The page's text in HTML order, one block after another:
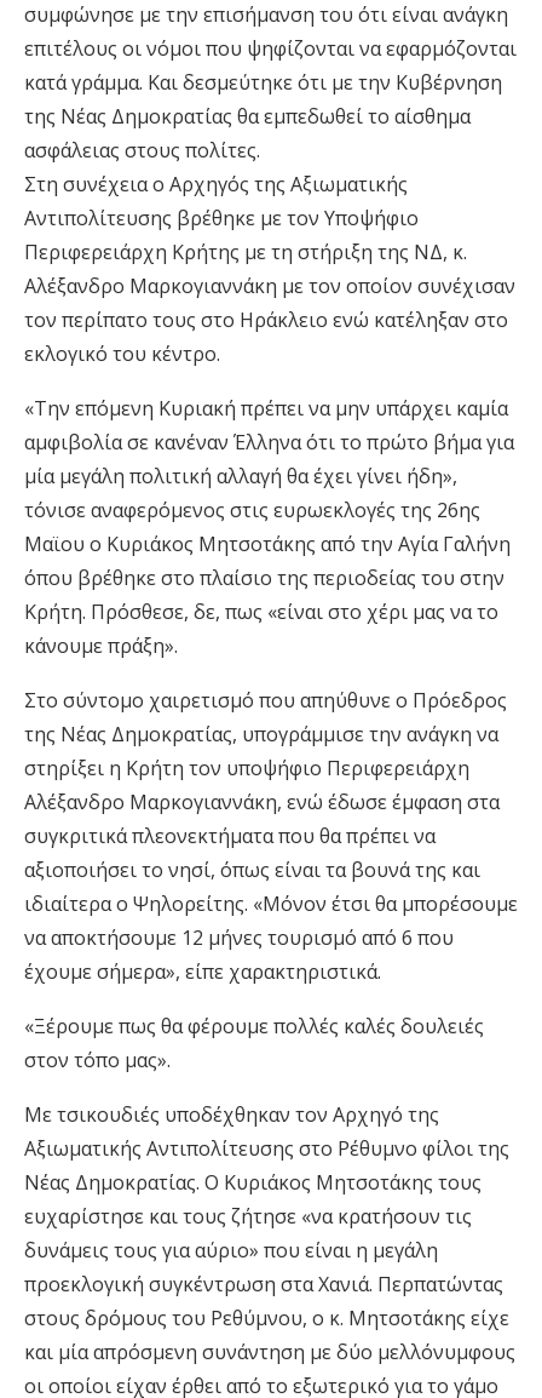
συμφώνησε με την επισήμανση του ότι είναι ανάγκη
επιτέλους οι νόμοι που ψηφίζονται να εφαρμόζονται
κατά γράμμα. Και δεσμεύτηκε ότι με την Κυβέρνηση
της Νέας Δημοκρατίας θα εμπεδωθεί το αίσθημα
ασφάλειας στους πολίτες.
Στη συνέχεια ο Αρχηγός της Αξιωματικής
Αντιπολίτευσης βρέθηκε με τον Υποψήφιο
Περιφερειάρχη Κρήτης με τη στήριξη της ΝΔ, κ.
Αλέξανδρο Μαρκογιαννάκη με τον οποίον συνέχισαν
τον περίπατο τους στο Ηράκλειο ενώ κατέληξαν στο
εκλογικό του κέντρο.
«Την επόμενη Κυριακή πρέπει να μην υπάρχει καμία
αμφιβολία σε κανέναν Έλληνα ότι το πρώτο βήμα για
μία μεγάλη πολιτική αλλαγή θα έχει γίνει ήδη»,
τόνισε αναφερόμενος στις ευρωεκλογές της 26ης
Μαϊου ο Κυριάκος Μητσοτάκης από την Αγία Γαλήνη
όπου βρέθηκε στο πλαίσιο της περιοδείας του στην
Κρήτη. Πρόσθεσε, δε, πως «είναι στο χέρι μας να το
κάνουμε πράξη».
Στο σύντομο χαιρετισμό που απηύθυνε ο Πρόεδρος
της Νέας Δημοκρατίας, υπογράμμισε την ανάγκη να
στηρίξει η Κρήτη τον υποψήφιο Περιφερειάρχη
Αλέξανδρο Μαρκογιαννάκη, ενώ έδωσε έμφαση στα
συγκριτικά πλεονεκτήματα που θα πρέπει να
αξιοποιήσει το νησί, όπως είναι τα βουνά της και
ιδιαίτερα ο Ψηλορείτης. «Μόνον έτσι θα μπορέσουμε
να αποκτήσουμε 12 μήνες τουρισμό από 6 που
έχουμε σήμερα», είπε χαρακτηριστικά.
«Ξέρουμε πως θα φέρουμε πολλές καλές δουλειές
στον τόπο μας».
Με τσικουδιές υποδέχθηκαν τον Αρχηγό της
Αξιωματικής Αντιπολίτευσης στο Ρέθυμνο φίλοι της
Νέας Δημοκρατίας. Ο Κυριάκος Μητσοτάκης τους
ευχαρίστησε και τους ζήτησε «να κρατήσουν τις
δυνάμεις τους για αύριο» που είναι η μεγάλη
προεκλογική συγκέντρωση στα Χανιά. Περπατώντας
στους δρόμους του Ρεθύμνου, ο κ. Μητσοτάκης είχε
και μία απρόσμενη συνάντηση με δύο μελλόνυμφους
οι οποίοι είχαν έρθει από το εξωτερικό για το γάμο